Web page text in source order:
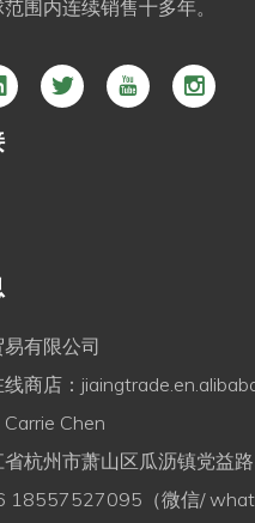
围内连续销售十多年。
有限公司
商店：
Chen
杭州市萧山区瓜沥镇党益
18557527095（微信/